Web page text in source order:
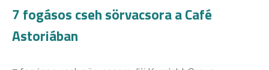
7 fogásos cseh sörvacsora a Café
Astoriában